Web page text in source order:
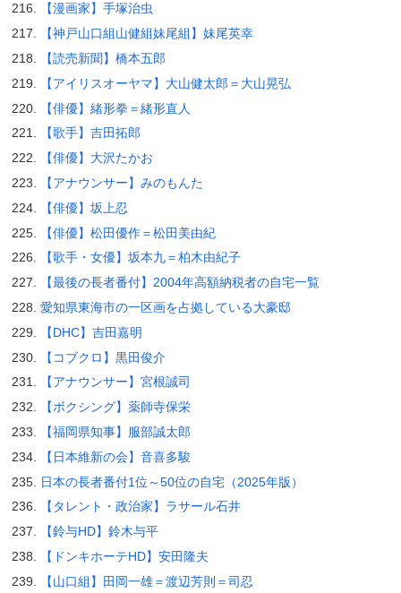
【漫画家】手塚治虫
【神戸山口組山健組妹尾組】妹尾英幸
【読売新聞】橋本五郎
【アイリスオーヤマ】大山健太郎＝大山晃弘
【俳優】緒形拳＝緒形直人
【歌手】吉田拓郎
【俳優】大沢たかお
【アナウンサー】みのもんた
【俳優】坂上忍
【俳優】松田優作＝松田美由紀
【歌手・女優】坂本九＝柏木由紀子
【最後の長者番付】2004年高額納税者の自宅一覧
愛知県東海市の一区画を占拠している大豪邸
【DHC】吉田嘉明
【コブクロ】黒田俊介
【アナウンサー】宮根誠司
【ボクシング】薬師寺保栄
【福岡県知事】服部誠太郎
【日本維新の会】音喜多駿
日本の長者番付1位～50位の自宅（2025年版）
【タレント・政治家】ラサール石井
【鈴与HD】鈴木与平
【ドンキホーテHD】安田隆夫
【山口組】田岡一雄＝渡辺芳則＝司忍